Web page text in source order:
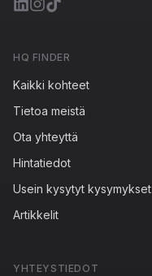
HQ FINDER
Kaikki kohteet
Tietoa meistä
Ota yhteyttä
Hintatiedot
Usein kysytyt kysymykset
Artikkelit
YHTEYSTIEDOT